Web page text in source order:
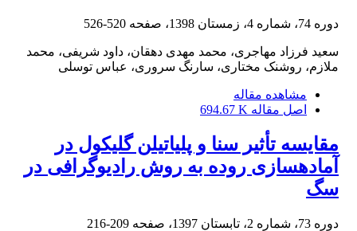
دوره 74، شماره 4، زمستان 1398، صفحه 520-526
سعید فرزاد مهاجری، محمد مهدی دهقان، داود شریفی، محمد
ملازم، روشنک مختاری، سارنگ سروری، عباس توسلی
مشاهده مقاله
اصل مقاله 694.67 K
مقایسه تأثیر سنا و پلیاتیلن گلیکول در
آمادهسازی روده به روش رادیوگرافی در
سگ
دوره 73، شماره 2، تابستان 1397، صفحه 209-216